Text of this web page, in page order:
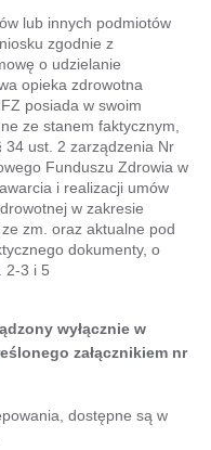
lub innych podmiotów
zgodnie z
o udzielanie
opieka zdrowotna
posiada w swoim
ze stanem faktycznym,
34 ust. 2 zarządzenia Nr
Funduszu Zdrowia w
i realizacji umów
w zakresie
zm. oraz aktualne pod
dokumenty, o
2-3 i 5
wyłącznie w
załącznikiem nr
dostępne są w